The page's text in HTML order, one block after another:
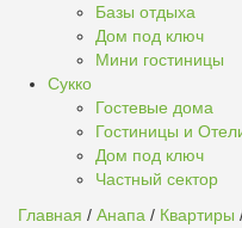
Базы отдыха
Дом под ключ
Мини гостиницы
Сукко
Гостевые дома
Гостиницы и
Дом под ключ
Частный сектор
Главная / Анапа / Квартиры